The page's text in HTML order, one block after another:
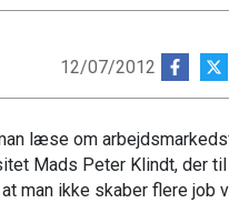
12/07/2012
læse om
Mads Peter Klindt, der til
man ikke skaber flere job